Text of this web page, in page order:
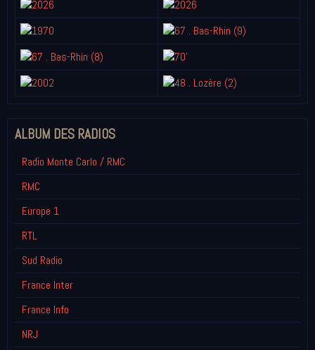
ALBUM DES RADIOS
Radio Monte Carlo / RMC
RMC
Europe 1
RTL
Sud Radio
France Inter
France Info
NRJ